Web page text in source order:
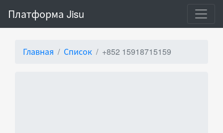
Платформа Jisu
Главная Список +852 15918715159